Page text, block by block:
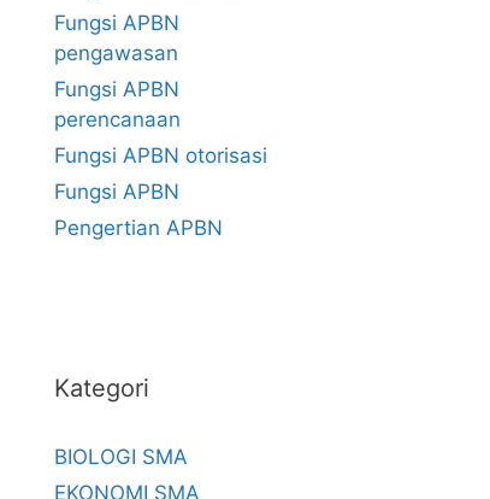
Fungsi APBN
pengawasan
Fungsi APBN
perencanaan
Fungsi APBN otorisasi
Fungsi APBN
Pengertian APBN
Kategori
BIOLOGI SMA
EKONOMI SMA